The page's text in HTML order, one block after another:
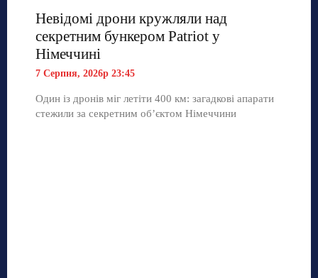
Невідомі дрони кружляли над
секретним бункером Patriot у
Німеччині
7 Серпня, 2026р 23:45
Один із дронів міг летіти 400 км: загадкові апарати
стежили за секретним об’єктом Німеччини